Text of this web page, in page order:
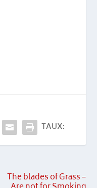
TAUX:
The blades of Grass –